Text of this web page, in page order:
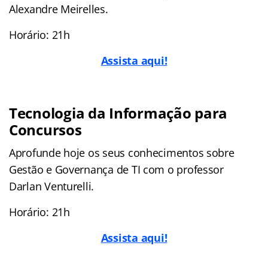
Alexandre Meirelles.
Horário: 21h
Assista aqui!
Tecnologia da Informação para
Concursos
Aprofunde hoje os seus conhecimentos sobre
Gestão e Governança de TI com o professor
Darlan Venturelli.
Horário: 21h
Assista aqui!